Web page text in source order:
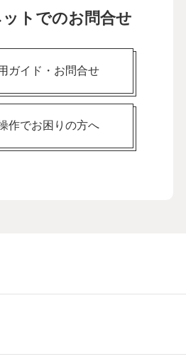
トでのお問合せ
ガイド・お問合せ
作でお困りの方へ